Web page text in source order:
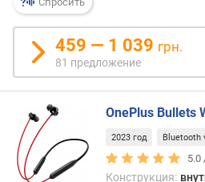
м
и
н
.
ч
с
т
т
459 — 1 039 грн.
81 предложение
OnePlus Bullets
2023 год Bluetooth
5.0
Конструкция: